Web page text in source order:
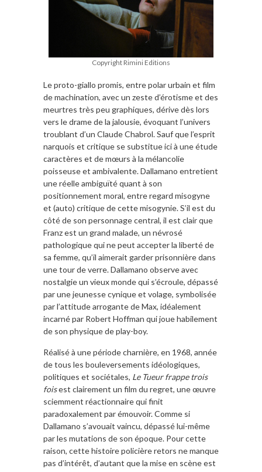
Copyright Rimini Editions
Le proto-giallo promis, entre polar urbain et film
de machination, avec un zeste d’érotisme et des
meurtres très peu graphiques, dérive dès lors
vers le drame de la jalousie, évoquant l’univers
troublant d’un Claude Chabrol. Sauf que l’esprit
narquois et critique se substitue ici à une étude
caractères et de mœurs à la mélancolie
poisseuse et ambivalente. Dallamano entretient
une réelle ambiguïté quant à son
positionnement moral, entre regard misogyne
et (auto) critique de cette misogynie. S’il est du
côté de son personnage central, il est clair que
Franz est un grand malade, un névrosé
pathologique qui ne peut accepter la liberté de
sa femme, qu’il aimerait garder prisonnière dans
une tour de verre. Dallamano observe avec
nostalgie un vieux monde qui s’écroule, dépassé
par une jeunesse cynique et volage, symbolisée
par l’attitude arrogante de Max, idéalement
incarné par Robert Hoffman qui joue habilement
de son physique de play-boy.
Réalisé à une période charnière, en 1968, année
de tous les bouleversements idéologiques,
politiques et sociétales, Le Tueur frappe trois
foisest clairement un film du regret, une œuvre
sciemment réactionnaire qui finit
paradoxalement par émouvoir. Comme si
Dallamano s’avouait vaincu, dépassé lui-même
par les mutations de son époque. Pour cette
raison, cette histoire policière retors ne manque
pas d’intérêt, d’autant que la mise en scène est